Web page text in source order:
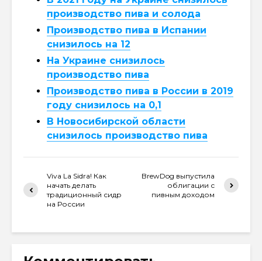
производство пива и солода
Производство пива в Испании
снизилось на 12
На Украине снизилось
производство пива
Производство пива в России в 2019
году снизилось на 0,1
В Новосибирской области
снизилось производство пива
Viva La Sidra! Как
начать делать
традиционный сидр
на России
BrewDog выпустила
облигации с
пивным доходом